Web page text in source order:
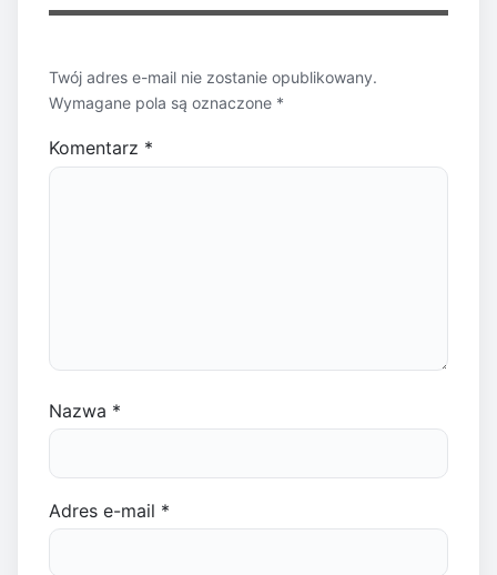
Twój adres e-mail nie zostanie opublikowany.
Wymagane pola są oznaczone *
Komentarz *
Nazwa *
Adres e-mail *